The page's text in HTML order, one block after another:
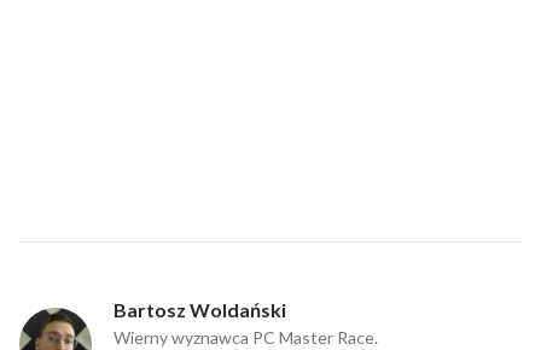
Bartosz Woldański
Wierny wyznawca PC Master Race.